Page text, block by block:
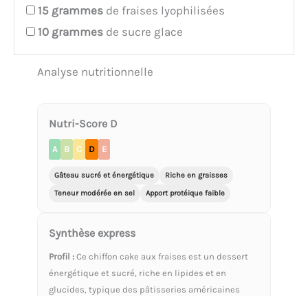
15 grammes de fraises lyophilisées
10 grammes de sucre glace
Analyse nutritionnelle
Nutri-Score D
A B C D E
Gâteau sucré et énergétique
Riche en graisses
Teneur modérée en sel
Apport protéique faible
Synthèse express
Profil : Ce chiffon cake aux fraises est un dessert
énergétique et sucré, riche en lipides et en
glucides, typique des pâtisseries américaines